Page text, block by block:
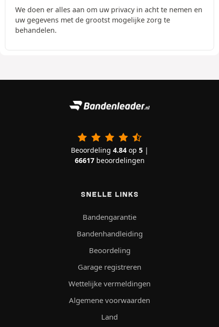
We doen er alles aan om uw privacy in acht te nemen en
uw gegevens met de grootst mogelijke zorg te
behandelen.
Beoordeling 4.84op 5|
66617beoordelingen
SNELLE LINKS
Bandengarantie
Bandenhandleiding
Beoordeling
Garage registreren
Wettelijke vermeldingen
Algemene voorwaarden
Land